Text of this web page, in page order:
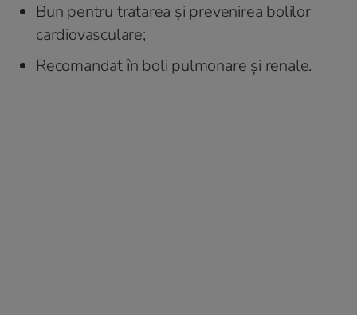
Bun pentru tratarea și prevenirea bolilor
cardiovasculare;
Recomandat în boli pulmonare și renale.